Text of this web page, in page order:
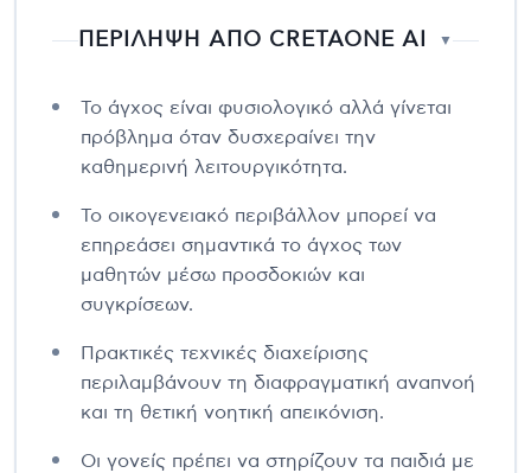
ΠΕΡΙΛΗΨΗ ΑΠΟ CRETAONE AI ▼
Το άγχος είναι φυσιολογικό αλλά γίνεται
πρόβλημα όταν δυσχεραίνει την
καθημερινή λειτουργικότητα.
Το οικογενειακό περιβάλλον μπορεί να
επηρεάσει σημαντικά το άγχος των
μαθητών μέσω προσδοκιών και
συγκρίσεων.
Πρακτικές τεχνικές διαχείρισης
περιλαμβάνουν τη διαφραγματική αναπνοή
και τη θετική νοητική απεικόνιση.
Οι γονείς πρέπει να στηρίζουν τα παιδιά με